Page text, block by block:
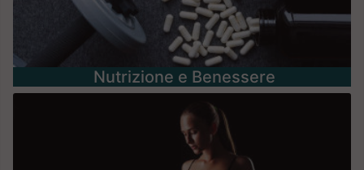
Nutrizione e Benessere